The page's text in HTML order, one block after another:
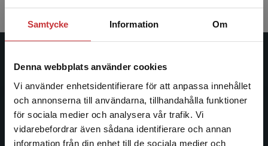
Samtycke Information Om
Denna webbplats använder cookies
Vi använder enhetsidentifierare för att anpassa innehållet
och annonserna till användarna, tillhandahålla funktioner
för sociala medier och analysera vår trafik. Vi
vidarebefordrar även sådana identifierare och annan
information från din enhet till de sociala medier och
Begränsad fraktregion
gastrisk bypass.
Studentlitteratur
Studentlitteratur grundades 1963 och är idag Sveriges
ledande utbildningsförlag. Med läromedel, kurslitteratur,
facklitteratur, utbildningar och digitala
informationstjänster i utbudet, finns Studentlitteratur med